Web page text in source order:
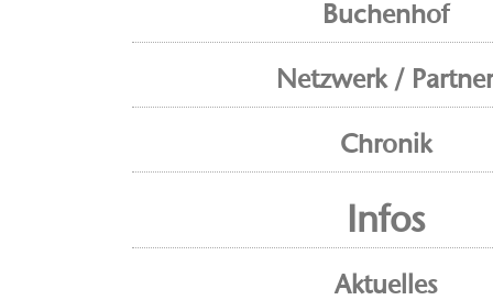
Buchenhof
Netzwerk / Partner
Chronik
Infos
Aktuelles